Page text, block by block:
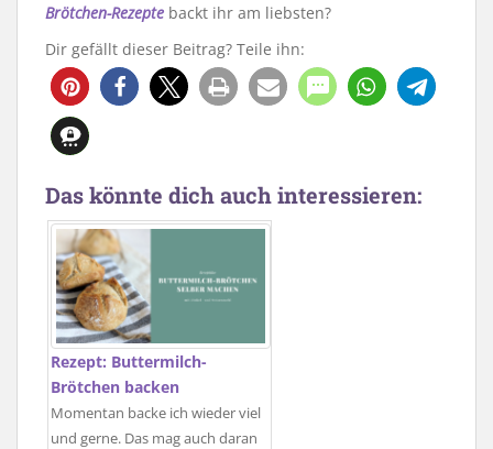
Brötchen-Rezepte backt ihr am liebsten?
Dir gefällt dieser Beitrag? Teile ihn:
292
Das könnte dich auch interessieren:
Rezept: Buttermilch-
Brötchen backen
Momentan backe ich wieder viel
und gerne. Das mag auch daran